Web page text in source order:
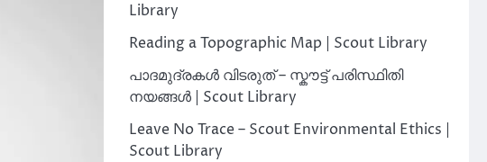
Library
Reading a Topographic Map | Scout Library
പാദമുദ്രകൾ വിടരുത് – സ്കൗട്ട് പരിസ്ഥിതി
നയങ്ങൾ | Scout Library
Leave No Trace – Scout Environmental Ethics |
Scout Library